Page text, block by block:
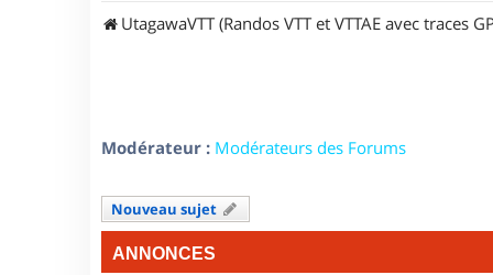
UtagawaVTT (Randos VTT et VTTAE avec traces
Modérateur : Modérateurs des Forums
Nouveau sujet
ANNONCES